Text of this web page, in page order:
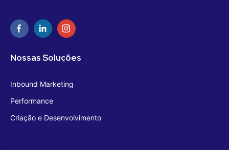
Nossas Soluções
Inbound Marketing
Performance
Criação e Desenvolvimento